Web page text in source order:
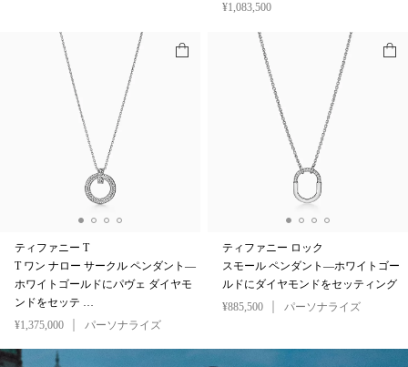
¥1,083,500
ティファニー T
T ワン ナロー サークル ペンダント—
ホワイトゴールドにパヴェ ダイヤモ
ンドをセッテ …
¥1,375,000
パーソナライズ
ティファニー ロック
スモール ペンダント—ホワイトゴー
ルドにダイヤモンドをセッティング
¥885,500
パーソナライズ